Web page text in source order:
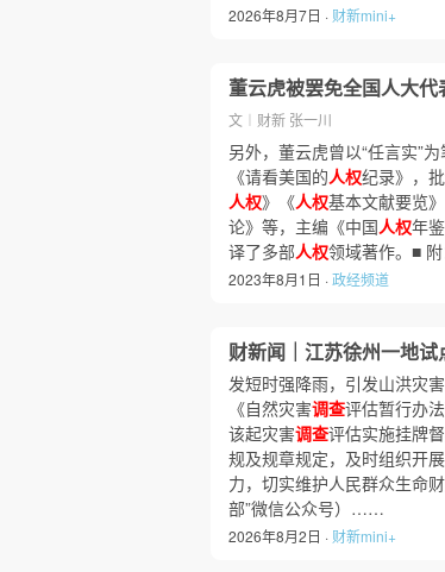
2026年8月7日 · 财新mini+
董云虎被罢免全国人大
文︱财新 张一川
另外，董云虎曾以“任言实”
《请看美国的人权纪录》，
人权》《人权基本文献要览
论》等，主编《中国人权年
译了多部人权领域著作。■
2023年8月1日 ·政经频道
财新闻｜江苏徐州一地试
发短时强降雨，引发山洪灾
《自然灾害调查评估暂行办
该起灾害调查评估实施挂牌
规及规章规定，及时组织开
力，切实维护人民群众生命
部”微信公众号）……
2026年8月2日 · 财新mini+